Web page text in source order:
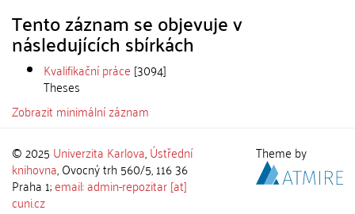
Tento záznam se objevuje v
následujících sbírkách
Kvalifikační práce [3094]
Theses
Zobrazit minimální záznam
© 2025 Univerzita Karlova,Ústřední
knihovna, Ovocný trh 560/5, 116 36
Praha 1;email: admin-repozitar [at]
cuni.cz
Theme by